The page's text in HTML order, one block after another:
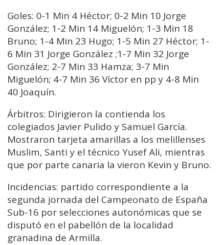
Goles: 0-1 Min 4 Héctor; 0-2 Min 10 Jorge
González; 1-2 Min 14 Miguelón; 1-3 Min 18
Bruno; 1-4 Min 23 Hugo; 1-5 Min 27 Héctor; 1-
6 Min 31 Jorge González ;1-7 Min 32 Jorge
González; 2-7 Min 33 Hamza; 3-7 Min
Miguelón; 4-7 Min 36 Víctor en pp y 4-8 Min
40 Joaquín.
Árbitros: Dirigieron la contienda los
colegiados Javier Pulido y Samuel García.
Mostraron tarjeta amarillas a los melillenses
Muslim, Santi y el técnico Yusef Ali, mientras
que por parte canaria la vieron Kevin y Bruno.
Incidencias: partido correspondiente a la
segunda jornada del Campeonato de España
Sub-16 por selecciones autonómicas que se
disputó en el pabellón de la localidad
granadina de Armilla.